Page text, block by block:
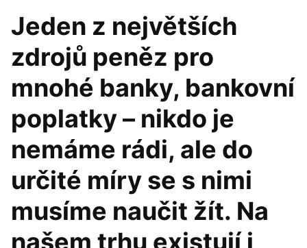
Jeden z největších
zdrojů peněz pro
mnohé banky, bankovní
poplatky – nikdo je
nemáme rádi, ale do
určité míry se s nimi
musíme naučit žít. Na
našem trhu existují i